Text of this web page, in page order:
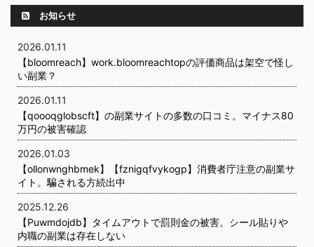
お知らせ
2026.01.11
【bloomreach】work.bloomreachtopの評価商品は架空で怪し
い副業？
2026.01.11
【qoooqglobscft】の副業サイトの多数の口コミ。マイナス80
万円の被害確認
2026.01.03
【ollonwnghbmek】【fznigqfvykogp】消費者庁注意の副業サ
イト。騙される方続出中
2025.12.26
【Puwmdojdb】タイムアウトで罰則金の被害。シール貼りや
内職の副業は存在しない